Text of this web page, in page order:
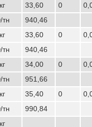
33,60 0
тн
940,46
33,60 0
тн
940,46
34,00 0
тн
951,66
35,40 0
тн
990,84